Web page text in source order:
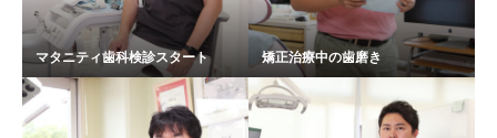
マタニティ歯科検診スタート 矯正治療中の歯磨き